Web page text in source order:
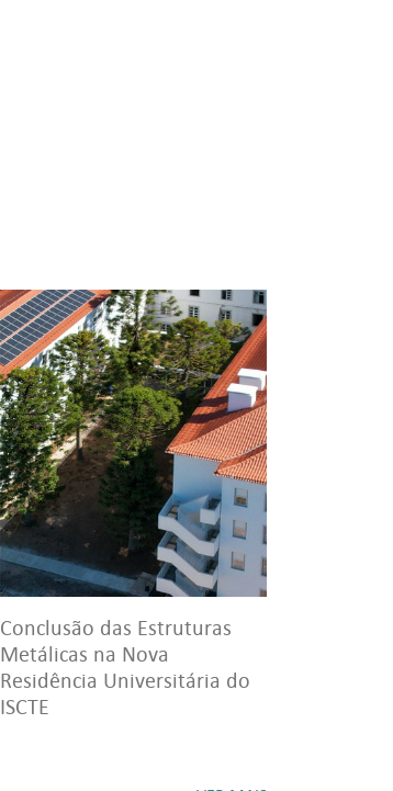
Conclusão das Estruturas
Metálicas na Nova
Residência Universitária do
ISCTE